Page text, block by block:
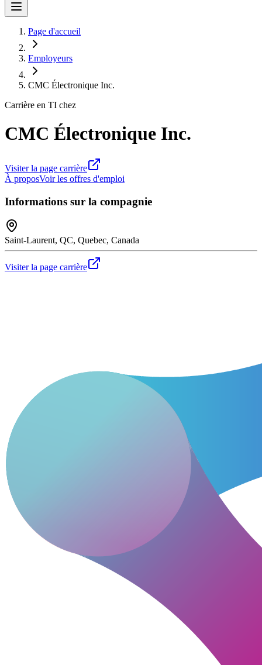
Page d'accueil
Employeurs
CMC Électronique Inc.
Carrière en TI chez
CMC Électronique Inc.
Visiter la page carrière
À proposVoir les offres d'emploi
Informations sur la compagnie
Saint-Laurent, QC, Quebec, Canada
Visiter la page carrière